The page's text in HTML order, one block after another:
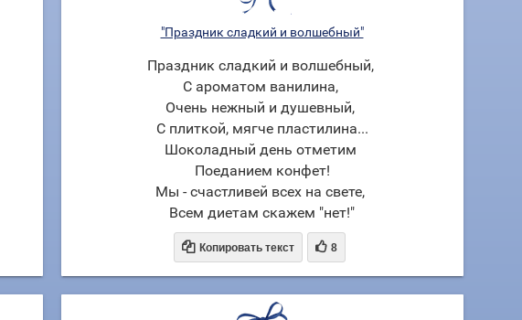
"Праздник сладкий и волшебный"
Праздник сладкий и волшебный,
С ароматом ванилина,
Очень нежный и душевный,
С плиткой, мягче пластилина...
Шоколадный день отметим
Поеданием конфет!
Мы - счастливей всех на свете,
Всем диетам скажем "нет!"
 Копировать текст  8